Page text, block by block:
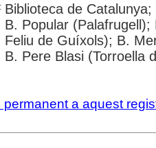
Biblioteca de
B. Popular
Feliu de Guíxols); B.
B. Pere Blasi (Torroella
permanent a aquest